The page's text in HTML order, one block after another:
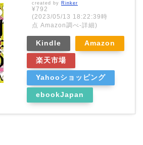
created by Rinker
¥792
(2023/05/13 18:22:39時
点 Amazon調べ-詳細)
Kindle Amazon
楽天市場
Yahooショッピング
ebookJapan